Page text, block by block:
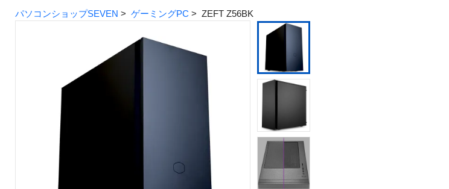
パソコンショップSEVEN > ゲーミングPC > ZEFT Z56BK